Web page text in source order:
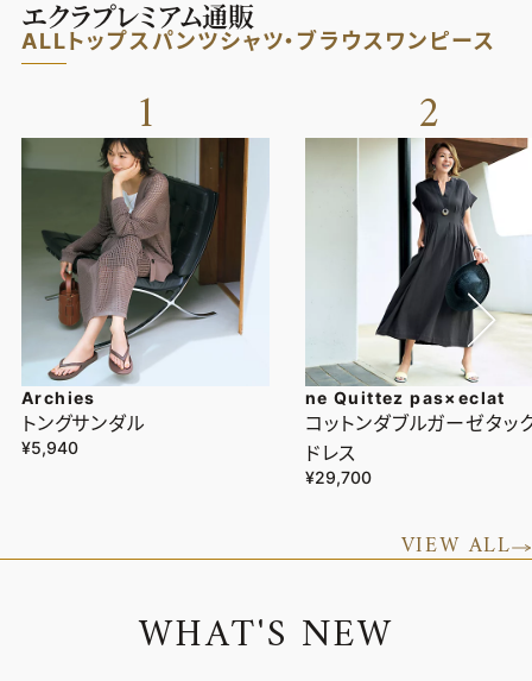
エクラプレミアム通販
ALLトップスパンツシャツ・ブラウスワンピース
1
Archies
トングサンダル
¥5,940
2
ne Quittez pas×eclat
コットンダブルガーゼタッ
ドレス
¥29,700
VIEW ALL
WHAT'S NEW